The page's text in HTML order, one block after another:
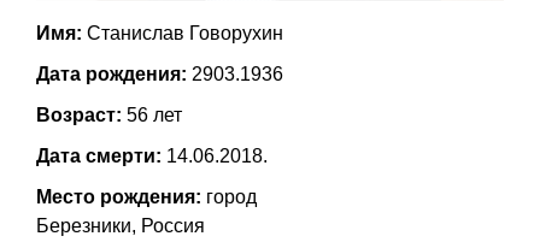
Имя: Станислав Говорухин
Дата рождения: 2903.1936
Возраст: 56 лет
Дата смерти: 14.06.2018.
Место рождения: город
Березники, Россия